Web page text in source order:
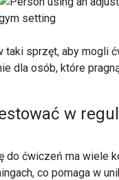
taki sprzęt, aby mogli
dla osób, które
w
do ćwiczeń ma wiele
co pomaga w